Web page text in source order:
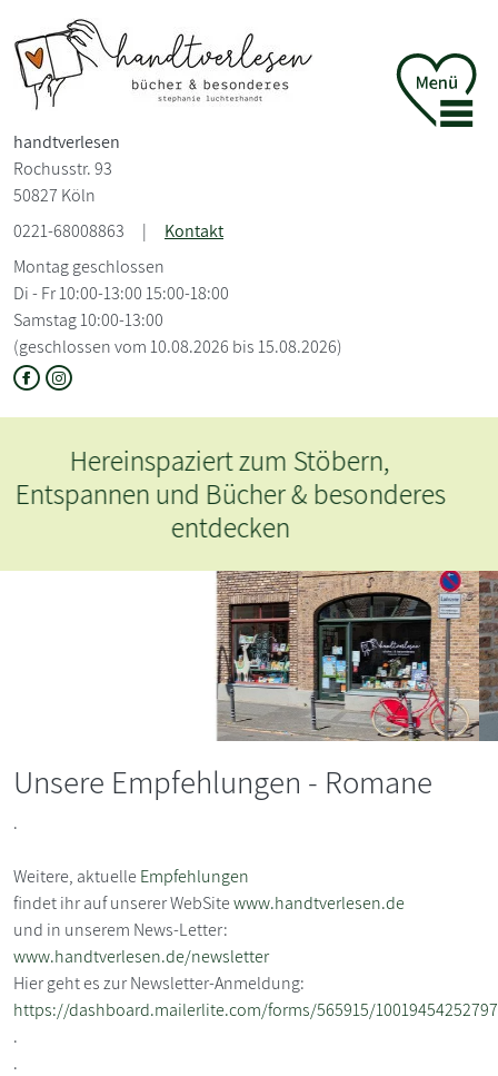
handtverlesen
Rochusstr. 93
50827 Köln
0221-68008863
|
Kontakt
Montag geschlossen
Di - Fr 10:00-13:00 15:00-18:00
Samstag 10:00-13:00
(geschlossen vom 10.08.2026 bis 15.08.2026)
Hereinspaziert zum Stöbern,
Entspannen und Bücher & besonderes
entdecken
Unsere Empfehlungen - Romane
.
Weitere, aktuelleEmpfehlungen
findet ihr auf unserer WebSitewww.handtverlesen.de
und in unserem News-Letter:
www.handtverlesen.de/newsletter
Hier geht es zur Newsletter-Anmeldung:
https://dashboard.mailerlite.com/forms/565915/
.
.